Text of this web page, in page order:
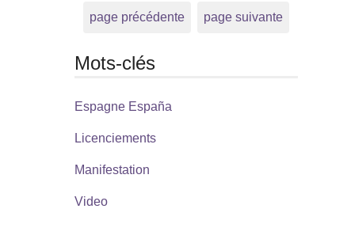
page précédente page suivante
Mots-clés
Espagne España
Licenciements
Manifestation
Video